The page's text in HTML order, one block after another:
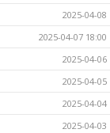
2025-04-08
2025-04-07 18:00
2025-04-06
2025-04-05
2025-04-04
2025-04-03